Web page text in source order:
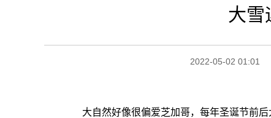
大雪
2022-05-02 01:01
大自然好像很偏爱芝加哥，每年圣诞节前后